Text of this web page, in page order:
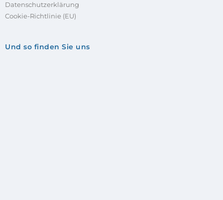
Datenschutzerklärung
Cookie-Richtlinie (EU)
Und so finden Sie uns